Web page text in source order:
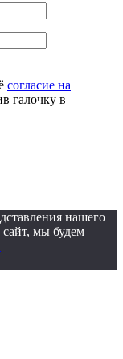
согласие на
галочку в
нашего
мы будем